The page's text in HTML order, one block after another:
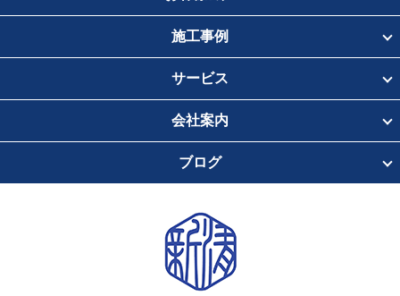
施工事例
サービス
会社案内
ブログ